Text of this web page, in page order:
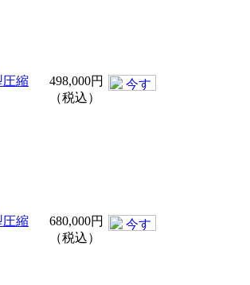
縮
498,000円
（税込）
縮
680,000円
（税込）